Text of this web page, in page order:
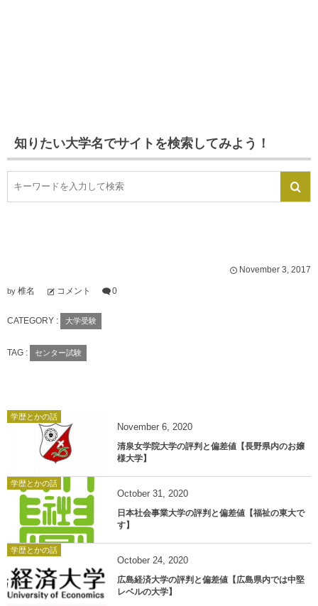
知りたい大学名でサイトを検索してみよう！
November 3 2017
by 椎名 コメント 0
CATEGORY : 大学受験
TAG : センター試験
学歴とかの話
November 6, 2020
清泉女学院大学の評判と偏差値【長野県内のお嬢
様大学】
学歴とかの話
October 31, 2020
日本社会事業大学の評判と偏差値【福祉の東大で
す】
学歴とかの話
October 24, 2020
広島経済大学の評判と偏差値【広島県内では中堅
レベルの大学】